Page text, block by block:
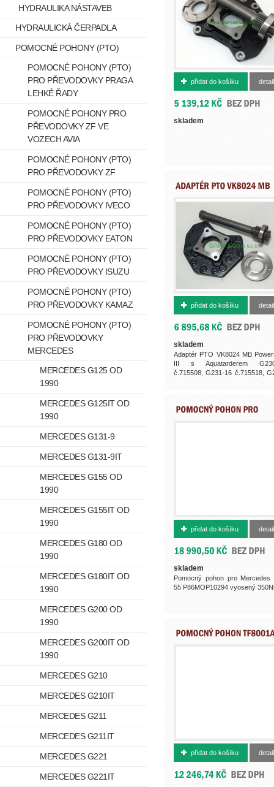
500012705
přidat do košíku detail
skladem
500000568
přidat do košíku detail
skladem
Adaptér PTO VK8024 MB
III s Aquatarderem
č.715508, G231-16 č.715518,
500000504
přidat do košíku detail
skladem
Pomocný pohon pro Mercedes
55 P86MOP10294 vyosený
500012689
přidat do košíku detail
HYDRAULIKA NÁSTAVEB
HYDRAULICKÁ ČERPADLA
POMOCNÉ POHONY (PTO)
POMOCNÉ POHONY (PTO)
PRO PŘEVODOVKY PRAGA
LEHKÉ ŘADY
POMOCNÉ POHONY PRO
PŘEVODOVKY ZF VE
VOZECH AVIA
POMOCNÉ POHONY (PTO)
PRO PŘEVODOVKY ZF
POMOCNÉ POHONY (PTO)
PRO PŘEVODOVKY IVECO
POMOCNÉ POHONY (PTO)
PRO PŘEVODOVKY EATON
POMOCNÉ POHONY (PTO)
PRO PŘEVODOVKY ISUZU
POMOCNÉ POHONY (PTO)
PRO PŘEVODOVKY KAMAZ
POMOCNÉ POHONY (PTO)
PRO PŘEVODOVKY
MERCEDES
MERCEDES G125 OD
1990
MERCEDES G125IT OD
1990
MERCEDES G131-9
MERCEDES G131-9IT
MERCEDES G155 OD
1990
MERCEDES G155IT OD
1990
MERCEDES G180 OD
1990
MERCEDES G180IT OD
1990
MERCEDES G200 OD
1990
MERCEDES G200IT OD
1990
MERCEDES G210
MERCEDES G210IT
MERCEDES G211
MERCEDES G211IT
MERCEDES G221
MERCEDES G221IT